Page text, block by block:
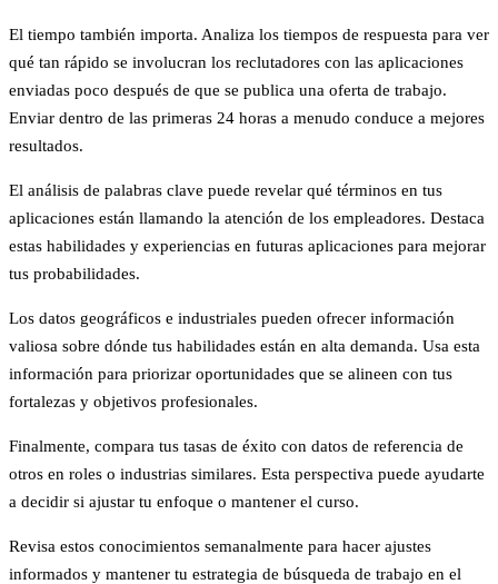
El tiempo también importa. Analiza los tiempos de respuesta para ver
qué tan rápido se involucran los reclutadores con las aplicaciones
enviadas poco después de que se publica una oferta de trabajo.
Enviar dentro de las primeras 24 horas a menudo conduce a mejores
resultados.
El análisis de palabras clave puede revelar qué términos en tus
aplicaciones están llamando la atención de los empleadores. Destaca
estas habilidades y experiencias en futuras aplicaciones para mejorar
tus probabilidades.
Los datos geográficos e industriales pueden ofrecer información
valiosa sobre dónde tus habilidades están en alta demanda. Usa esta
información para priorizar oportunidades que se alineen con tus
fortalezas y objetivos profesionales.
Finalmente, compara tus tasas de éxito con datos de referencia de
otros en roles o industrias similares. Esta perspectiva puede ayudarte
a decidir si ajustar tu enfoque o mantener el curso.
Revisa estos conocimientos semanalmente para hacer ajustes
informados y mantener tu estrategia de búsqueda de trabajo en el